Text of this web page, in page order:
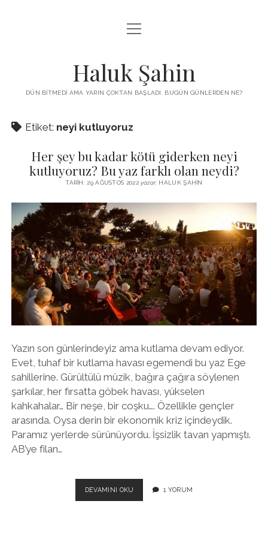
KUTUP YILDIZI
MENDIREK YAZILARI
ADA
İYI YAŞAM VE MUTLULUK ÜZERINE
BABIALI’DE CINAYET
BIZ KIMIZ?
DERS NOTLARI – LECTURE NOTES
MED 532 SPRING ‘25
YAZMADAN EDEMEDIM
HABERLER / NEWS
twitterfacebook
instagram
menüyü
aç
Haluk Şahin
DÜN BITMEDI AMA YARIN ÇOKTAN BAŞLADI. BUGÜN GÜNLERDEN NE?
Etiket: neyi kutluyoruz
Her şey bu kadar kötü giderken neyi
kutluyoruz? Bu yaz farklı olan neydi?
TARIH: 29 AĞUSTOS 2022yazar: HALUK ŞAHIN
Yazın son günlerindeyiz ama kutlama devam ediyor.
Evet, tuhaf bir kutlama havası egemendi bu yaz Ege
sahillerine. Gürültülü müzik, bağıra çağıra söylenen
şarkılar, her fırsatta göbek havası, yükselen
kahkahalar… Bir neşe, bir coşku…. Özellikle gençler
arasında. Oysa derin bir ekonomik kriz içindeydik.
Paramız yerlerde sürünüyordu. İşsizlik tavan yapmıştı.
AB’ye filan…
DEVAMINI OKU
ŞEY
1 YORUM